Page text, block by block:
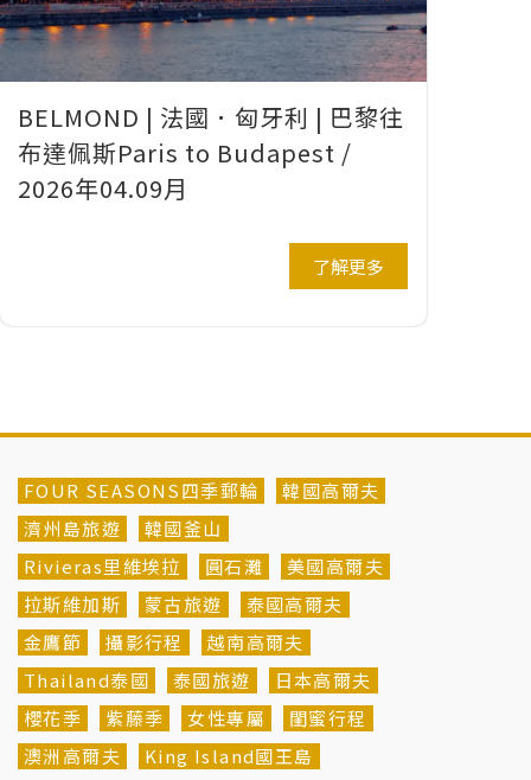
BELMOND | 法國．匈牙利 | 巴黎往
布達佩斯Paris to Budapest /
2026年04.09月
了解更多
FOUR SEASONS四季郵輪
韓國高爾夫
濟州島旅遊
韓國釜山
Rivieras里維埃拉
圓石灘
美國高爾夫
拉斯維加斯
蒙古旅遊
泰國高爾夫
金鷹節
攝影行程
越南高爾夫
Thailand泰國
泰國旅遊
日本高爾夫
櫻花季
紫藤季 女性專屬
閨蜜行程
澳洲高爾夫
King Island國王島